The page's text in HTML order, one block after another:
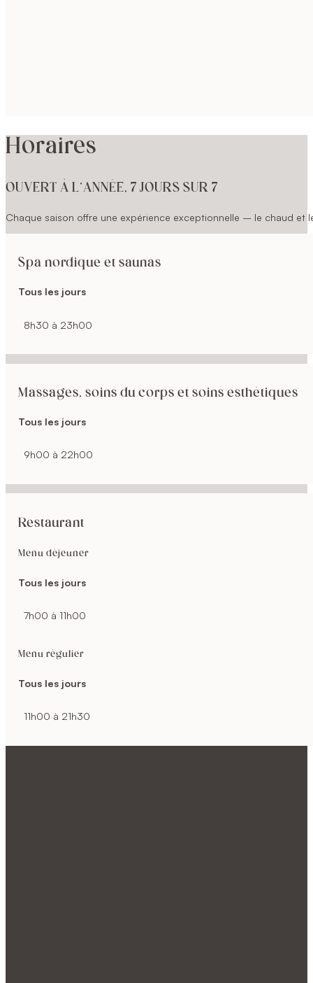
Horaires
OUVERT À L’ANNÉE, 7 JOURS SUR 7
Chaque saison offre une expérience exceptionnelle – le chaud et
Spa nordique et saunas
Tous les jours
8h30 à 23h00
Massages, soins du corps et soins esthétiques
Tous les jours
9h00 à 22h00
Restaurant
Menu déjeuner
Tous les jours
7h00 à 11h00
Menu régulier
Tous les jours
11h00 à 21h30